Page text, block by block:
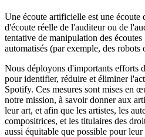
Une écoute artificielle est une écoute
d'écoute réelle de l'auditeur ou de
tentative de manipulation des
automatisés (par exemple, des robots
Nous déployons d'importants efforts
pour identifier, réduire et éliminer
Spotify. Ces mesures sont mises en
notre mission, à savoir donner aux
leur art, et afin que les artistes, les
compositrices, et les titulaires des
aussi équitable que possible pour